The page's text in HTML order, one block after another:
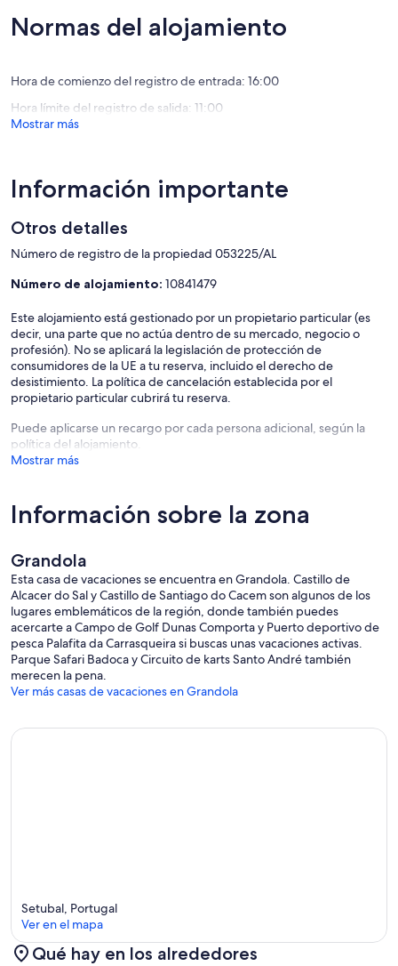
Normas del alojamiento
Hora de comienzo del registro de entrada: 16:00
Hora límite del registro de salida: 11:00
Mostrar más
Información importante
Otros detalles
Número de registro de la propiedad 053225/AL
Número de alojamiento: 10841479
Este alojamiento está gestionado por un propietario particular (es
decir, una parte que no actúa dentro de su mercado, negocio o
profesión). No se aplicará la legislación de protección de
consumidores de la UE a tu reserva, incluido el derecho de
desistimiento. La política de cancelación establecida por el
propietario particular cubrirá tu reserva.
Puede aplicarse un recargo por cada persona adicional, según la
política del alojamiento.
Mostrar más
Información sobre la zona
Grandola
Esta casa de vacaciones se encuentra en Grandola. Castillo de
Alcacer do Sal y Castillo de Santiago do Cacem son algunos de los
lugares emblemáticos de la región, donde también puedes
acercarte a Campo de Golf Dunas Comporta y Puerto deportivo de
pesca Palafita da Carrasqueira si buscas unas vacaciones activas.
Parque Safari Badoca y Circuito de karts Santo André también
merecen la pena.
Ver más casas de vacaciones en Grandola
Setubal, Portugal
Ver en el mapa
Qué hay en los alrededores